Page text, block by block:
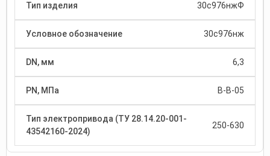
30с976нжФ
30с976нж
6,3
В-В-05
250-630